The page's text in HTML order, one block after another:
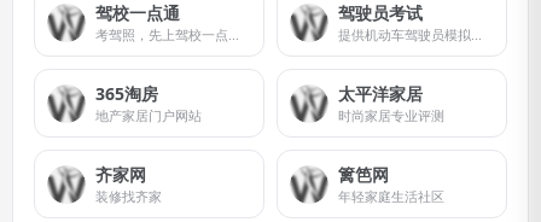
驾校一点通
考驾照，先上驾校一点通。
驾驶员考试
提供机动车驾驶员模拟考试试题
365淘房
地产家居门户网站
太平洋家居
时尚家居专业评测
齐家网
装修找齐家
篱笆网
年轻家庭生活社区